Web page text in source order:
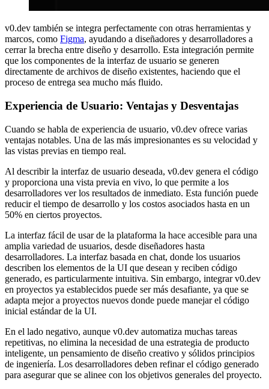
v0.dev también se integra perfectamente con otras herramientas y
marcos, como Figma, ayudando a diseñadores y desarrolladores a
cerrar la brecha entre diseño y desarrollo. Esta integración permite
que los componentes de la interfaz de usuario se generen
directamente de archivos de diseño existentes, haciendo que el
proceso de entrega sea mucho más fluido.
Experiencia de Usuario: Ventajas y Desventajas
Cuando se habla de experiencia de usuario, v0.dev ofrece varias
ventajas notables. Una de las más impresionantes es su velocidad y
las vistas previas en tiempo real.
Al describir la interfaz de usuario deseada, v0.dev genera el código
y proporciona una vista previa en vivo, lo que permite a los
desarrolladores ver los resultados de inmediato. Esta función puede
reducir el tiempo de desarrollo y los costos asociados hasta en un
50% en ciertos proyectos.
La interfaz fácil de usar de la plataforma la hace accesible para una
amplia variedad de usuarios, desde diseñadores hasta
desarrolladores. La interfaz basada en chat, donde los usuarios
describen los elementos de la UI que desean y reciben código
generado, es particularmente intuitiva. Sin embargo, integrar v0.dev
en proyectos ya establecidos puede ser más desafiante, ya que se
adapta mejor a proyectos nuevos donde puede manejar el código
inicial estándar de la UI.
En el lado negativo, aunque v0.dev automatiza muchas tareas
repetitivas, no elimina la necesidad de una estrategia de producto
inteligente, un pensamiento de diseño creativo y sólidos principios
de ingeniería. Los desarrolladores deben refinar el código generado
para asegurar que se alinee con los objetivos generales del proyecto.